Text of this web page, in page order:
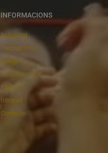
INFORMACIONS
Actualitat
Inscripcions
Botiga
Documentació
Playoff
Intranet
Contacte